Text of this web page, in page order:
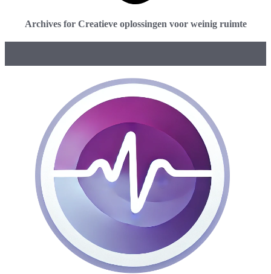
Archives for Creatieve oplossingen voor weinig ruimte